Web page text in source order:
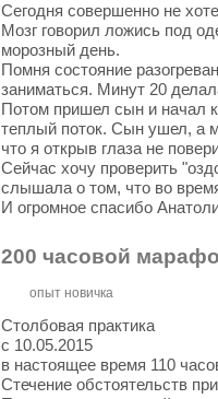
Сегодня совершенно не
Мозг говорил ложись под
морозный день.
Помня состояние
заниматься. Минут 20
Потом пришел сын и начал
теплый поток. Сын ушел, а
что я открыв глаза не
Сейчас хочу проверить
слышала о том, что во
И огромное спасибо
200 часовой
опыт новичка
Столбовая практика
с 10.05.2015
в настоящее время 110
Стечение обстоятельств